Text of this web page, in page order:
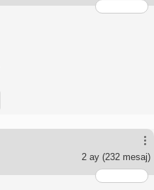
2 ay (232 mesaj)